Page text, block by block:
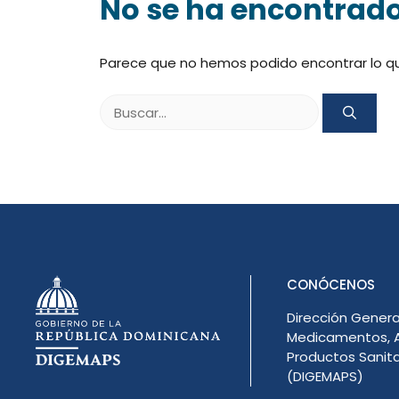
No se ha
Parece que no hemos podido encontrar lo
CONÓCENOS
Dirección
Medicamentos,
Productos
(DIGEMAPS)